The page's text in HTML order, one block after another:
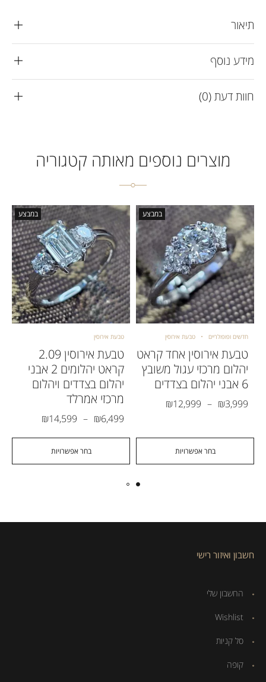
תיאור
מידע נוסף
חוות דעת (0)
מוצרים נוספים מאותה קטגוריה
במבצע
בחר אפשרויות
חדשים ופופולריים טבעת אירוסין
טבעת אירוסין אחד קראט
יהלום מרכזי עגול משובץ
6 אבני יהלום בצדדים
₪3,999
–
₪12,999
במבצע
בחר אפשרויות
טבעת אירוסין
טבעת אירוסין 2.09
קראט יהלומים 2 אבני
יהלום בצדדים ויהלום
מרכזי אמרלד
₪6,499
–
₪14,599
חשבון ואיזור רישי
החשבון שלי
Wishlist
סל קניות
קופה